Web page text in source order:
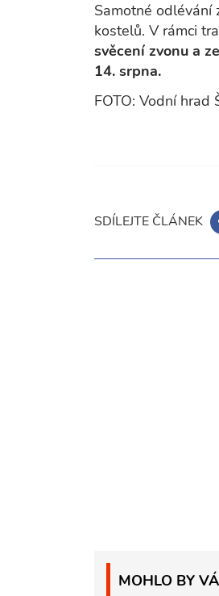
Samotné odlévání
kostelů. V rámci
svěcení zvonu a
14. srpna.
FOTO: Vodní hrad
SDÍLEJTE ČLÁNEK
MOHLO BY